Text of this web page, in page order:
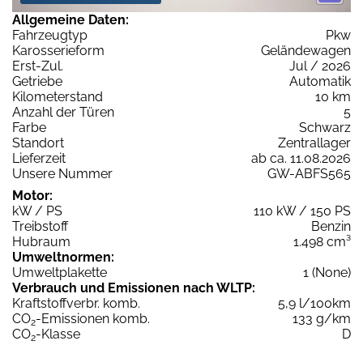
Allgemeine Daten:
Fahrzeugtyp
Pkw
Karosserieform
Geländewagen
Erst-Zul.
Jul / 2026
Getriebe
Automatik
Kilometerstand
10 km
Anzahl der Türen
5
Farbe
Schwarz
Standort
Zentrallager
Lieferzeit
ab ca. 11.08.2026
Unsere Nummer
GW-ABFS565
Motor:
kW / PS
110 kW / 150 PS
Treibstoff
Benzin
Hubraum
1.498 cm³
Umweltnormen:
Umweltplakette
1 (None)
Verbrauch und Emissionen nach WLTP:
Kraftstoffverbr. komb.
5,9 l/100km
CO2-Emissionen komb.
133 g/km
CO2-Klasse
D